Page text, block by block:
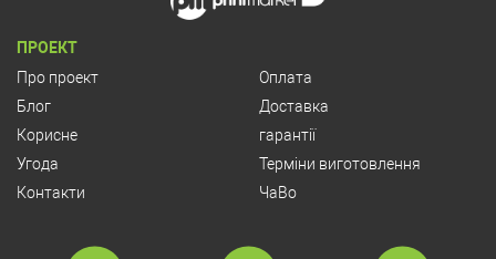
ПРОЕКТ
Про проект
Блог
Корисне
Угода
Контакти
Оплата
Доставка
гарантії
Терміни виготовлення
ЧаВо